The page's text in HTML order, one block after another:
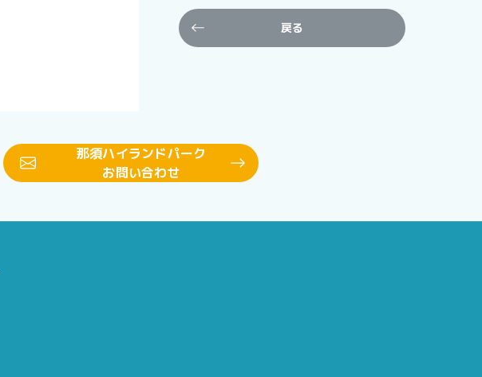
戻る
那須ハイランドパーク
お問い合わせ